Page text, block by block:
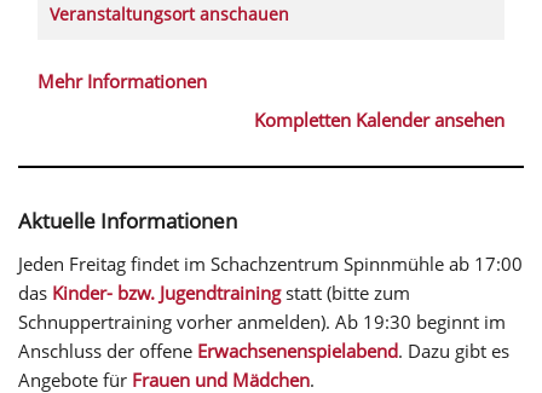
Veranstaltungsort anschauen
Mehr Informationen
Kompletten Kalender ansehen
Aktuelle Informationen
Jeden Freitag findet im Schachzentrum Spinnmühle ab 17:00
das Kinder- bzw. Jugendtrainingstatt (bitte zum
Schnuppertraining vorher anmelden). Ab 19:30 beginnt im
Anschluss der offene Erwachsenenspielabend. Dazu gibt es
Angebote für Frauen und Mädchen.